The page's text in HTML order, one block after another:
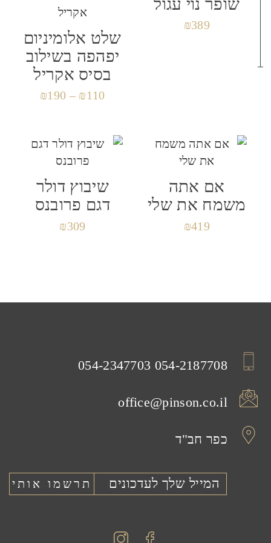
שמור בדפדפן זה את השם, האימייל והאתר שלי
שופר נוי עגול
₪389
שלט אלומיניום
יפהפה בשילוב
בסיס אקריל
₪110
–
₪190
אם אתה
משמח את שלי
₪419
שיבוץ דולר
דגם פרובנס
₪309
054-2187708
054-2347703
office@pinson.co.il
כפר חב"ד